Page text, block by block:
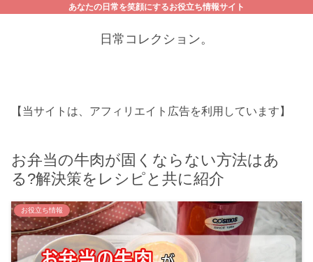
あなたの日常を笑顔にするお役立ち情報サイト
日常コレクション。
【当サイトは、アフィリエイト広告を利用しています】
お弁当の牛肉が固くならない方法はあ
る?解決策をレシピと共に紹介
お役立ち情報